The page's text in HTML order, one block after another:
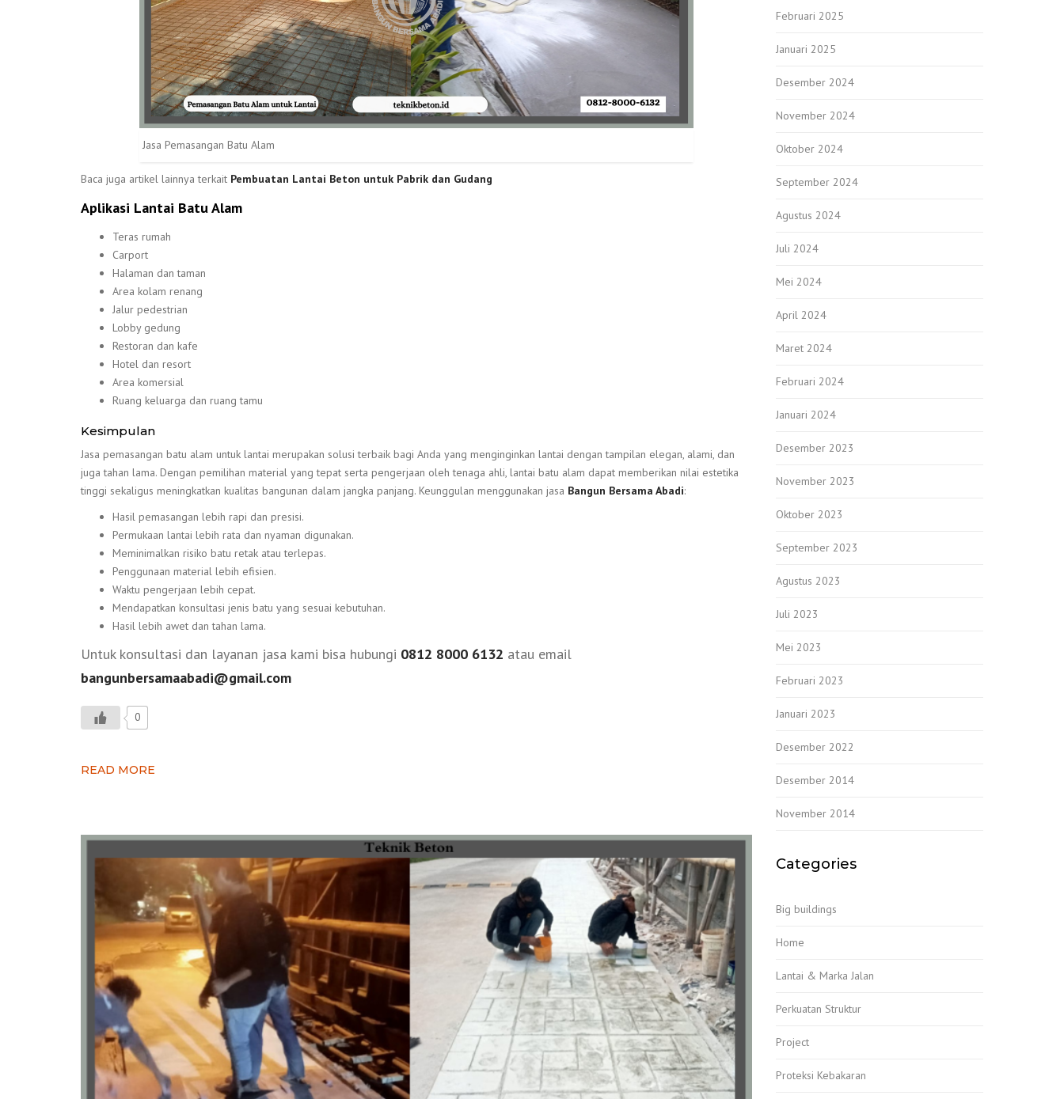
Jasa Pemasangan Batu Alam
Baca juga artikel lainnya terkait Pembuatan Lantai Beton untuk Pabrik dan Gudang
Aplikasi Lantai Batu Alam
Teras rumah
Carport
Halaman dan taman
Area kolam renang
Jalur pedestrian
Lobby gedung
Restoran dan kafe
Hotel dan resort
Area komersial
Ruang keluarga dan ruang tamu
Kesimpulan
Jasa pemasangan batu alam untuk lantai merupakan solusi terbaik bagi Anda yang menginginkan lantai dengan tampilan elegan, alami, dan
juga tahan lama. Dengan pemilihan material yang tepat serta pengerjaan oleh tenaga ahli, lantai batu alam dapat memberikan nilai estetika
tinggi sekaligus meningkatkan kualitas bangunan dalam jangka panjang. Keunggulan menggunakan jasa Bangun Bersama Abadi:
Hasil pemasangan lebih rapi dan presisi.
Permukaan lantai lebih rata dan nyaman digunakan.
Meminimalkan risiko batu retak atau terlepas.
Penggunaan material lebih efisien.
Waktu pengerjaan lebih cepat.
Mendapatkan konsultasi jenis batu yang sesuai kebutuhan.
Hasil lebih awet dan tahan lama.
Untuk konsultasi dan layanan jasa kami bisa hubungi 0812 8000 6132 atau email
bangunbersamaabadi@gmail.com
0
READ MORE
Februari 2025
Januari 2025
Desember 2024
November 2024
Oktober 2024
September 2024
Agustus 2024
Juli 2024
Mei 2024
April 2024
Maret 2024
Februari 2024
Januari 2024
Desember 2023
November 2023
Oktober 2023
September 2023
Agustus 2023
Juli 2023
Mei 2023
Februari 2023
Januari 2023
Desember 2022
Desember 2014
November 2014
Categories
Big buildings
Home
Lantai & Marka Jalan
Perkuatan Struktur
Project
Proteksi Kebakaran